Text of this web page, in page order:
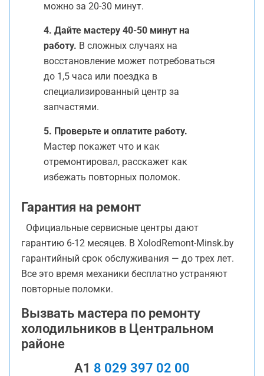
можно за 20-30 минут.
4. Дайте мастеру 40-50 минут на
работу. В сложных случаях на
восстановление может потребоваться
до 1,5 часа или поездка в
специализированный центр за
запчастями.
5. Проверьте и оплатите работу.
Мастер покажет что и как
отремонтировал, расскажет как
избежать повторных поломок.
Гарантия на ремонт
Официальные сервисные центры дают
гарантию 6-12 месяцев. В XolodRemont-Minsk.by
гарантийный срок обслуживания — до трех лет.
Все это время механики бесплатно устраняют
повторные поломки.
Вызвать мастера по ремонту
холодильников в Центральном
районе
A1 8 029 397 02 00